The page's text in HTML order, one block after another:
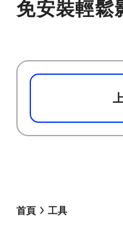
免安裝輕鬆
首頁 工具